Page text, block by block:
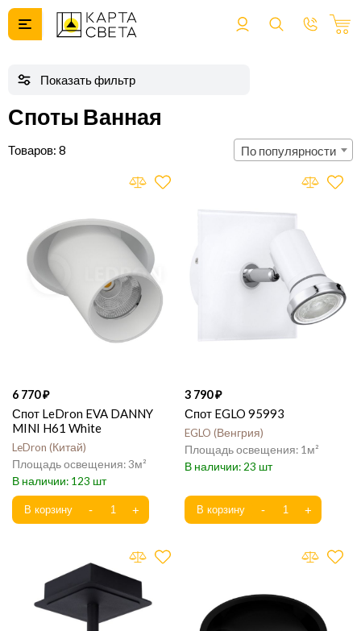
Споты Ванная
8 По популярности
6 770
Спот LeDron EVA DANNY
MINI H61 White
LeDron Китай
3
123
3 790
Спот EGLO 95993
EGLO Венгрия
1
23